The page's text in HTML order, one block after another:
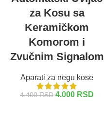
za Kosu sa
Keramičkom
Komorom i
Zvučnim Signalom
Aparati za negu kose
4.400RSD 4.000 RSD